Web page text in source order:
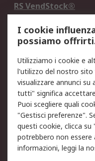
RS VendStock®
Legale
Informativa Cookie
Email Security
Condizioni di
Etica e
Chi Siamo
I cookie
possiamo
Utilizziamo i cookie e
l'utilizzo del nostro sito
visualizzare annunci su
tutti" significa
Puoi scegliere quali
"Gestisci preferenze".
questi cookie, clicca
potrebbero non essere
informazioni, leggi la